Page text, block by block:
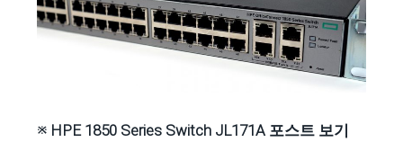
※ HPE 1850 Series Switch JL171A 포스트 보기